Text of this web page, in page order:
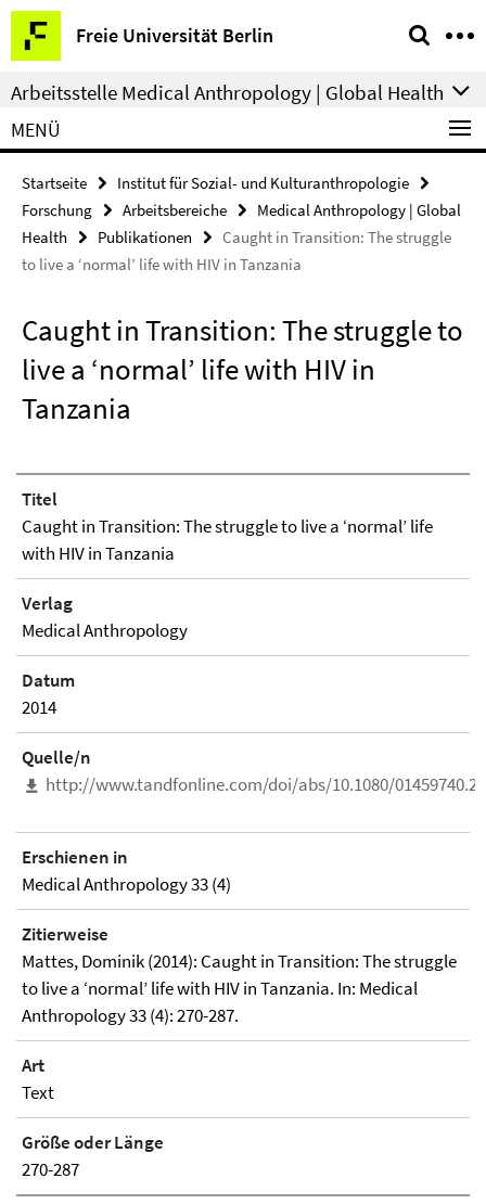
Springe
direkt
zu
Inhalt
Freie Universität Berlin
Service-
Navigation
Arbeitsstelle Medical Anthropology | Global Health
MENÜ
Startseite
Institut für Sozial- und Kulturanthropologie
Forschung
Arbeitsbereiche
Medical Anthropology | Global
Health
Publikationen
Caught in Transition: The struggle
to live a ‘normal’ life with HIV in Tanzania
Caught in Transition: The struggle to
live a ‘normal’ life with HIV in
Tanzania
Titel
Caught in Transition: The struggle to live a ‘normal’ life
with HIV in Tanzania
Verlag
Medical Anthropology
Datum
2014
Quelle/n
http://www.tandfonline.com/doi/abs/10.1080/
Erschienen in
Medical Anthropology 33 (4)
Zitierweise
Mattes, Dominik (2014): Caught in Transition: The struggle
to live a ‘normal’ life with HIV in Tanzania. In: Medical
Anthropology 33 (4): 270-287.
Art
Text
Größe oder Länge
270-287